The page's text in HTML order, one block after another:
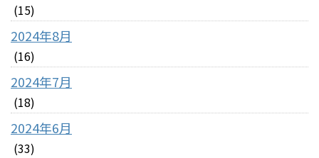
(15)
2024年8月
(16)
2024年7月
(18)
2024年6月
(33)